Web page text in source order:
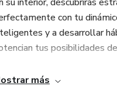
con tu
y a desarrollar
tus posibilidades
equiparemos con
más